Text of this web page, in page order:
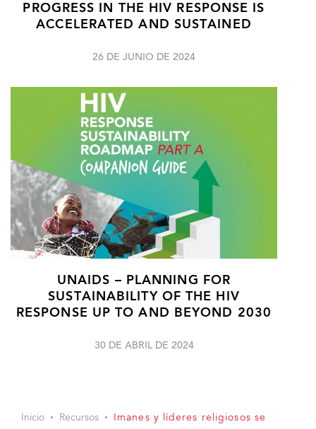
PROGRESS IN THE HIV RESPONSE IS
ACCELERATED AND SUSTAINED
26 DE JUNIO DE 2024
UNAIDS – PLANNING FOR
SUSTAINABILITY OF THE HIV
RESPONSE UP TO AND BEYOND 2030
30 DE ABRIL DE 2024
Inicio Recursos Imanes y líderes religiosos se